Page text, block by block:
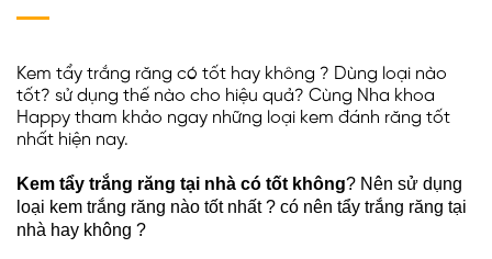
Kem tẩy trắng răng có tốt hay không ? Dùng loại nào
tốt? sử dụng thế nào cho hiệu quả? Cùng Nha khoa
Happy tham khảo ngay những loại kem đánh răng tốt
nhất hiện nay.
Kem tẩy trắng răng tại nhà có tốt không? Nên sử dụng
loại kem trắng răng nào tốt nhất ? có nên tẩy trắng răng tại
nhà hay không ?